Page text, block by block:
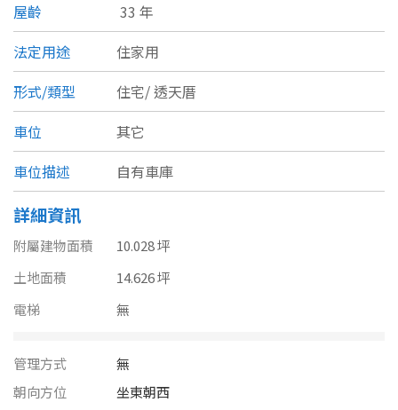
新竹市
新竹縣
苗栗縣
台中市
彰化縣
嘉義市
公寓
別墅 透天厝
農舍 辦公
坪數
不拘
20~30 坪
屋齡
33 年
法定用途
住家用
形式/類型
住宅/透天厝
車位
其它
車位描述
自有車庫
詳細資訊
附屬建物面積
10.028 坪
土地面積
14.626 坪
電梯
無
管理方式
無
朝向方位
坐東朝西